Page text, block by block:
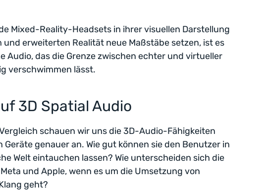
Mixed-Reality-Headsets in ihrer visuellen Darstellung
und erweiterten Realität neue Maßstäbe setzen, ist es
Audio, das die Grenze zwischen echter und virtueller
verschwimmen lässt.
3D Spatial Audio
schauen wir uns die 3D-Audio-Fähigkeiten
Geräte genauer an. Wie gut können sie den Benutzer in
Welt eintauchen lassen? Wie unterscheiden sich die
und Apple, wenn es um die Umsetzung von
geht?